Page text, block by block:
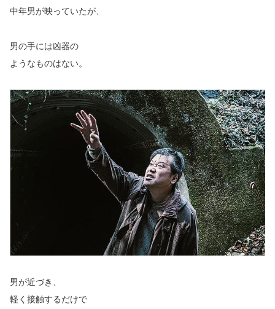
中年男が映っていたが、
男の手には凶器の
ようなものはない。
男が近づき、
軽く接触するだけで